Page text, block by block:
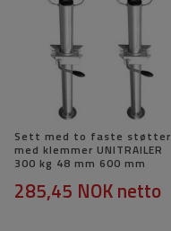
Sett med to faste støtter
med klemmer UNITRAILER
300 kg 48 mm 600 mm
285,45 NOKnetto